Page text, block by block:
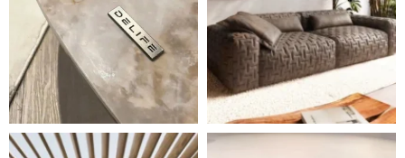
Styl, odolnost a společné chvíle pod širým nebem.
Ne každá pohovka je jen